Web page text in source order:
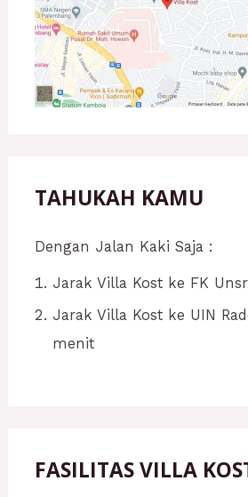
TAHUKAH KAMU
Dengan Jalan Kaki Saja :
Jarak Villa Kost ke FK
Jarak Villa Kost ke UIN
menit
FASILITAS VILLA